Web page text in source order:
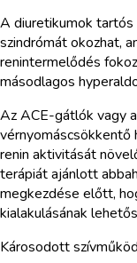
A diuretikumok
szindrómát okozhat,
renintermelődés
másodlagos
Az ACE-gátlók vagy
vérnyomáscsökkentő
renin aktivitását
terápiát ajánlott
megkezdése előtt,
kialakulásának
Károsodott